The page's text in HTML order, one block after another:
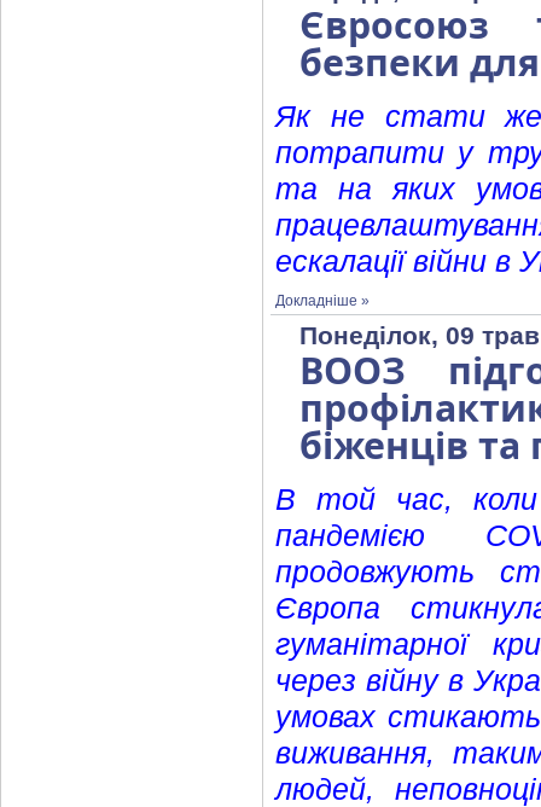
безпеки
Як не стати
потрапити у
та на яких
ескалації війни в
Докладніше »
Понеділок, 09
ВООЗ
біженців та
В той час, коли
пандемією
продовжують
Європа
гуманітарної
через війну в
умовах
виживання,
людей,